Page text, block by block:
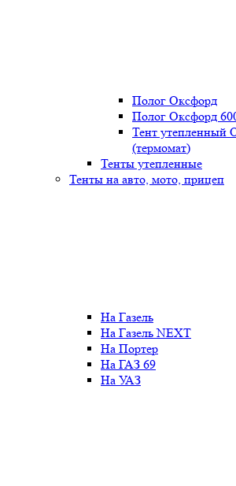
Полог Оксфорд
Полог Оксфорд
Тент утепленный
(термомат)
Тенты утепленные
Тенты на авто, мото, прицеп
На Газель
На Газель NEXT
На Портер
На ГАЗ 69
На УАЗ